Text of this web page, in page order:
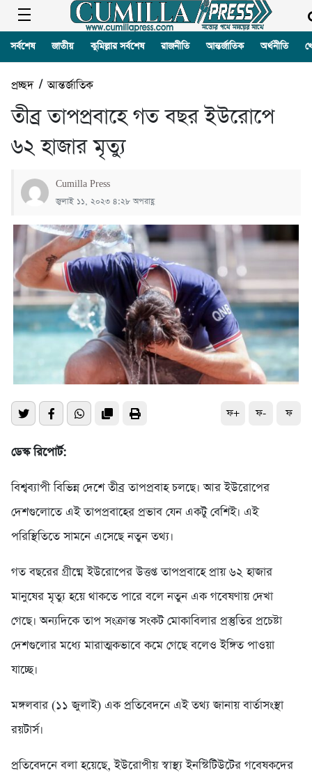
সর্বশেষ জাতীয় কুমিল্লার সর্বশেষ রাজনীতি আন্তর্জাতিক অর্থনীতি
প্রচ্ছদ/আন্তর্জাতিক
তীব্র তাপপ্রবাহে গত বছর ইউরোপে
৬২ হাজার মৃত্যু
Cumilla Press
জুলাই ১১, ২০২৩ ৪:২৮ অপরাহ্ণ
ফ+ ফ- ফ
ডেস্ক রিপোর্ট:
বিশ্বব্যাপী বিভিন্ন দেশে তীব্র তাপপ্রবাহ চলছে। আর ইউরোপের
দেশগুলোতে এই তাপপ্রবাহের প্রভাব যেন একটু বেশিই। এই
পরিস্থিতিতে সামনে এসেছে নতুন তথ্য।
গত বছরের গ্রীষ্মে ইউরোপের উত্তপ্ত তাপপ্রবাহে প্রায় ৬২ হাজার
মানুষের মৃত্যু হয়ে থাকতে পারে বলে নতুন এক গবেষণায় দেখা
গেছে। অন্যদিকে তাপ সংক্রান্ত সংকট মোকাবিলার প্রস্তুতির প্রচেষ্টা
দেশগুলোর মধ্যে মারাত্মকভাবে কমে গেছে বলেও ইঙ্গিত পাওয়া
যাচ্ছে।
মঙ্গলবার (১১ জুলাই) এক প্রতিবেদনে এই তথ্য জানায় বার্তাসংস্থা
রয়টার্স।
প্রতিবেদনে বলা হয়েছে, ইউরোপীয় স্বাস্থ্য ইনস্টিটিউটের গবেষকদের